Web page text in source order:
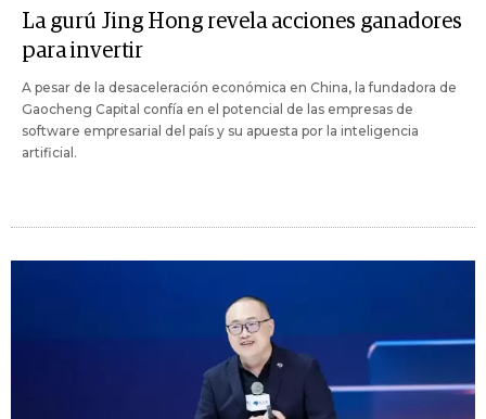
La gurú Jing Hong revela acciones ganadores
para invertir
A pesar de la desaceleración económica en China, la fundadora de
Gaocheng Capital confía en el potencial de las empresas de
software empresarial del país y su apuesta por la inteligencia
artificial.